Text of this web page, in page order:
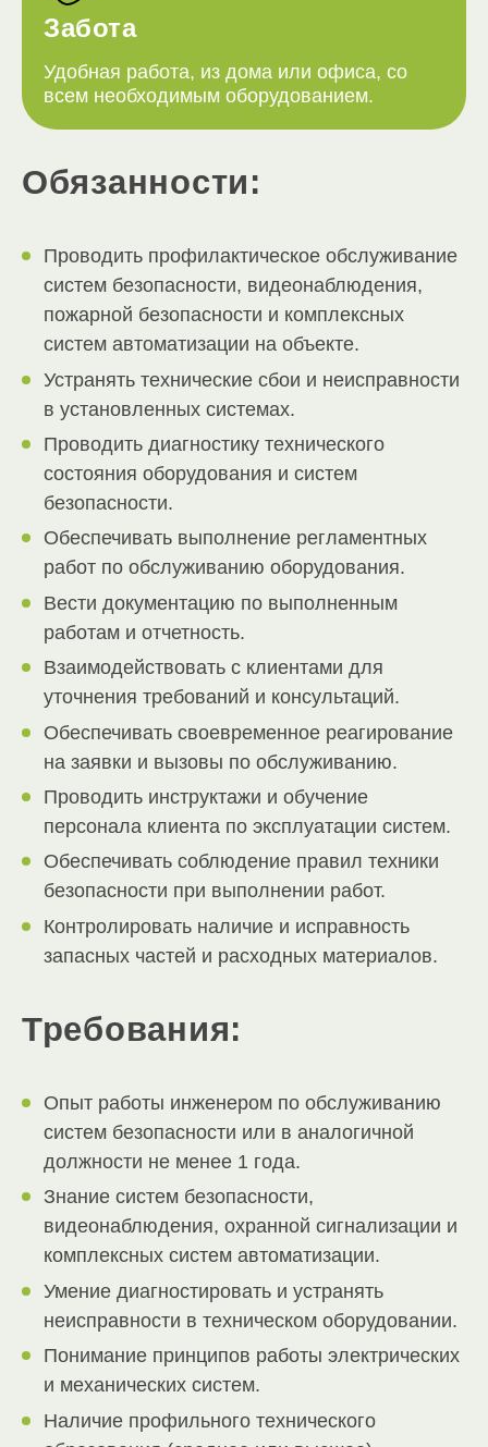
Забота
Удобная работа, из дома или офиса, со
всем необходимым оборудованием.
Обязанности:
Проводить профилактическое обслуживание
систем безопасности, видеонаблюдения,
пожарной безопасности и комплексных
систем автоматизации на объекте.
Устранять технические сбои и неисправности
в установленных системах.
Проводить диагностику технического
состояния оборудования и систем
безопасности.
Обеспечивать выполнение регламентных
работ по обслуживанию оборудования.
Вести документацию по выполненным
работам и отчетность.
Взаимодействовать с клиентами для
уточнения требований и консультаций.
Обеспечивать своевременное реагирование
на заявки и вызовы по обслуживанию.
Проводить инструктажи и обучение
персонала клиента по эксплуатации систем.
Обеспечивать соблюдение правил техники
безопасности при выполнении работ.
Контролировать наличие и исправность
запасных частей и расходных материалов.
Требования:
Опыт работы инженером по обслуживанию
систем безопасности или в аналогичной
должности не менее 1 года.
Знание систем безопасности,
видеонаблюдения, охранной сигнализации и
комплексных систем автоматизации.
Умение диагностировать и устранять
неисправности в техническом оборудовании.
Понимание принципов работы электрических
и механических систем.
Наличие профильного технического